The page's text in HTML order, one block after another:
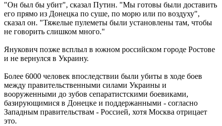
"Он был бы убит", сказал Путин. "Мы готовы были доставить
его прямо из Донецка по суше, по морю или по воздуху",
сказал он. "Тяжелые пулеметы были установлены там, чтобы
не говорить слишком много."
Янукович позже всплыл в южном российском городе Ростове
и не вернулся в Украину.
Более 6000 человек впоследствии были убиты в ходе боев
между правительственными силами Украины и
вооруженными до зубов сепаратистскими боевиками,
базирующимися в Донецке и поддержанными - согласно
Западным правительствам - Россией, хотя Москва отрицает
это.